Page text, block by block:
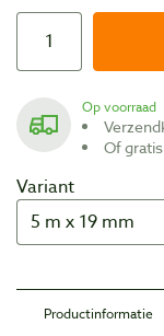
Op voorraad
Of
Variant
Productinformatie